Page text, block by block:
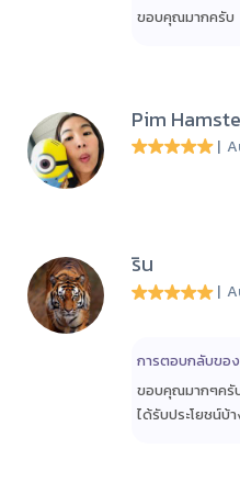
ขอบคุณมากครับ
Pim
|
ริน
|
การตอบกลับขอ
ขอบคุณมากๆครั
ได้รับประโยชน์บ้